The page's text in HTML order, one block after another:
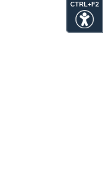
CTRL+F2